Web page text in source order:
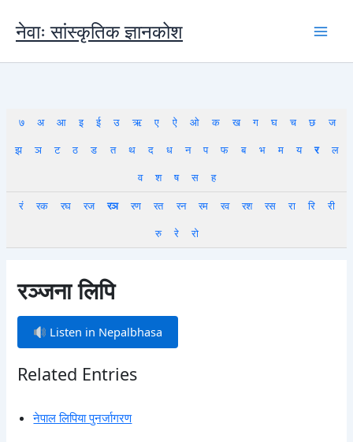
content
नेवाः सांस्कृतिक ज्ञानकोश
७ अ आ इ ई उ ऋ ए ऐ ओ क ख ग घ च छ
ज
झ
ञ ट ठ ड त थ द ध न प फ ब भ म य र
ल
व
श ष स
ह
रं
रक रघ रज रञ रण रत रन रम रव रश रस रा रि
री
रु
रे रो
रञ्जना लिपि
Listen in Nepalbhasa
Related Entries
नेपाल लिपिया पुनर्जागरण